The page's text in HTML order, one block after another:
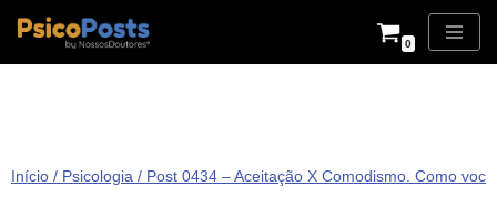
Pular
0
Início / Psicologia / Post 0434 – Aceitação X Comodismo. Como